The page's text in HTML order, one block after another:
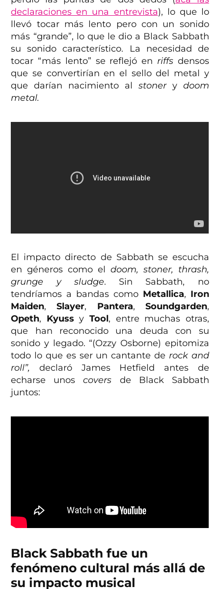
declaraciones en una entrevista), lo que lo
llevó tocar más lento pero con un sonido
más “grande”, lo que le dio a Black Sabbath
su sonido característico. La necesidad de
tocar “más lento” se reflejó en riffsdensos
que se convertirían en el sello del metal y
que darían nacimiento al stoner y doom
metal.
El impacto directo de Sabbath se escucha
en géneros como el doom, stoner, thrash,
grunge y sludge. Sin Sabbath, no
tendríamos a bandas como Metallica, Iron
Maiden,Slayer, Pantera, Soundgarden,
Opeth, Kyuss y Tool, entre muchas otras,
que han reconocido una deuda con su
sonido y legado. “(Ozzy Osborne) epitomiza
todo lo que es ser un cantante de rock and
roll”,declaró James Hetfield antes de
echarse unoscovers de Black Sabbath
juntos:
Black Sabbath fue un
fenómeno cultural más allá de
su impacto musical